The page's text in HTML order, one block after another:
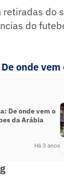
retiradas do
do
onde
De onde vem o
da Arábia
Há 3 anos